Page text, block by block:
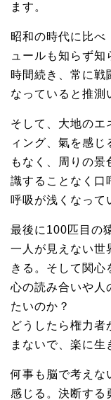
ます。
昭和の時代に比べ
ュールも知らず
時間続き、常に戦
なっていると推測
そして、大地のエ
ィング、氣を感じ
もなく、周りの
識することなく口
呼吸が浅くなっ
最後に100匹目の
一人が見えない世
きる。そして関心
心の読み合いや人
たいのか？
どうしたら権力者
まないで、楽に生
何事も脳で考えな
感じる。決断する